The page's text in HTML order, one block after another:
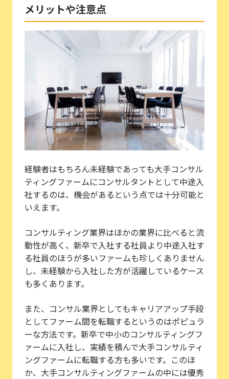
メリットや注意点
経験者はもちろん未経験であっても大手コンサル
ティングファームにコンサルタントとして中途入
社するのは、機会があるという点では十分可能と
いえます。
コンサルティング業界はほかの業界に比べると流
動性が高く、新卒で入社する社員より中途入社す
る社員のほうが多いファームも珍しくありません
し、未経験から入社した方が活躍しているケース
も多くあります。
また、コンサル業界としてもキャリアアップ手段
としてファーム間を転職するというのはポピュラ
ーな方法です。新卒で中小のコンサルティングフ
ァームに入社し、実績を積んで大手コンサルティ
ングファームに転職する方も多いです。このほ
か、大手コンサルティングファームの中には優秀